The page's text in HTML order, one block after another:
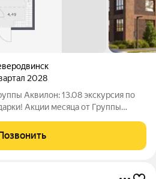
2028
Аквилон: 13.08 экскурсия по
Акции месяца от Группы